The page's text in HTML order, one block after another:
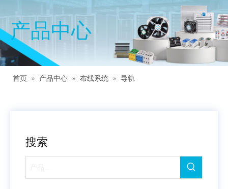
产品中心
首页 » 产品中心 » 布线系统 » 导轨
搜索